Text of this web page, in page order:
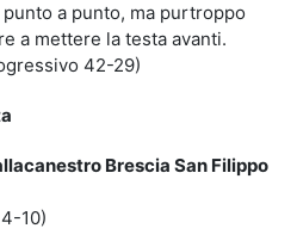
a punto, ma purtroppo
a mettere la testa avanti.
42-29)
Brescia San Filippo
10)